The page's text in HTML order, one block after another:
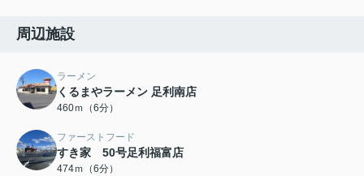
周辺施設
ラーメン
くるまやラーメン 足利南店
460ｍ（6分）
ファーストフード
すき家 50号足利福富店
474ｍ（6分）